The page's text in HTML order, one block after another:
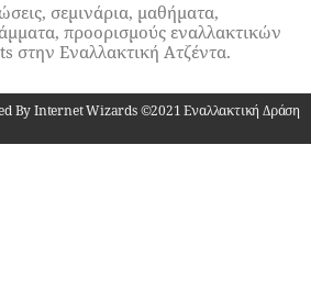
σεμινάρια, μαθήματα,
προορισμούς εναλλακτικών
στην Εναλλακτική Ατζέντα.
By Internet Wizards ©2021 Εναλλακτική Δράση